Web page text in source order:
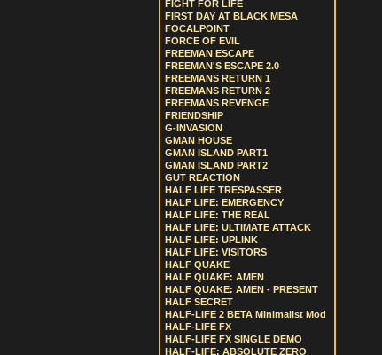
FIGHT FOR LIFE
FIRST DAY AT BLACK MESA
FOCALPOINT
FORCE OF EVIL
FREEMAN ESCAPE
FREEMAN'S ESCAPE 2.0
FREEMANS RETURN 1
FREEMANS RETURN 2
FREEMANS REVENGE
FRIENDSHIP
G-INVASION
GMAN HOUSE
GMAN ISLAND PART1
GMAN ISLAND PART2
GUT REACTION
HALF LIFE TRESPASSER
HALF LIFE: EMERGENCY
HALF LIFE: THE REAL
HALF LIFE: ULTIMATE ATTACK
HALF LIFE: UPLINK
HALF LIFE: VISITORS
HALF QUAKE
HALF QUAKE: AMEN
HALF QUAKE: AMEN - PRESENT
HALF SECRET
HALF-LIFE 2 BETA Minimalist Mod
HALF-LIFE FX
HALF-LIFE FX SINGLE DEMO
HALF-LIFE: ABSOLUTE ZERO